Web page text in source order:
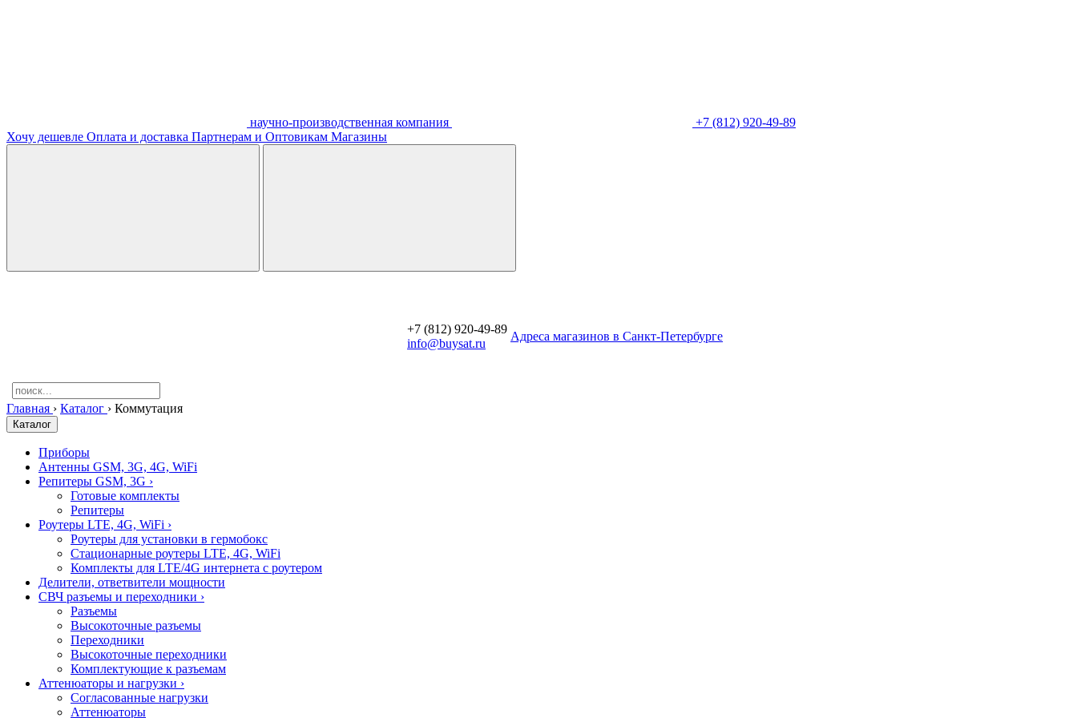
научно-производственная компания
+7 (812) 920-49-89
Хочу дешевле Оплата и доставка Партнерам и Оптовикам Магазины
+7 (812) 920-49-89
info@buysat.ru
Aдреса магазинов в Санкт-Петербурге
Главная › Каталог › Коммутация
Каталог
Приборы
Антенны GSM, 3G, 4G, WiFi
Репитеры GSM, 3G ›
Готовые комплекты
Репитеры
Роутеры LTE, 4G, WiFi ›
Роутеры для установки в гермобокс
Стационарные роутеры LTE, 4G, WiFi
Комплекты для LTE/4G интернета с роутером
Делители, ответвители мощности
СВЧ разъемы и переходники ›
Разъемы
Высокоточные разъемы
Переходники
Высокоточные переходники
Комплектующие к разъемам
Аттенюаторы и нагрузки ›
Согласованные нагрузки
Аттенюаторы